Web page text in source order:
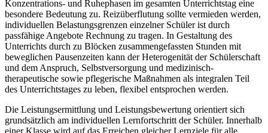
Konzentrations- und Ruhephasen im gesamten Unterrichtstag eine
besondere Bedeutung zu. Reizüberflutung sollte vermieden werden,
individuellen Belastungsgrenzen einzelner Schüler ist durch
passfähige Angebote Rechnung zu tragen. In Gestaltung des
Unterrichts durch zu Blöcken zusammengefassten Stunden mit
beweglichen Pausenzeiten kann der Heterogenität der Schülerschaft
und dem Anspruch, Selbstversorgung und medizinisch-
therapeutische sowie pflegerische Maßnahmen als integralen Teil
des Unterrichtstages zu leben, flexibel entsprochen werden.
Die Leistungsermittlung und Leistungsbewertung orientiert sich
grundsätzlich am individuellen Lernfortschritt der Schüler. Innerhalb